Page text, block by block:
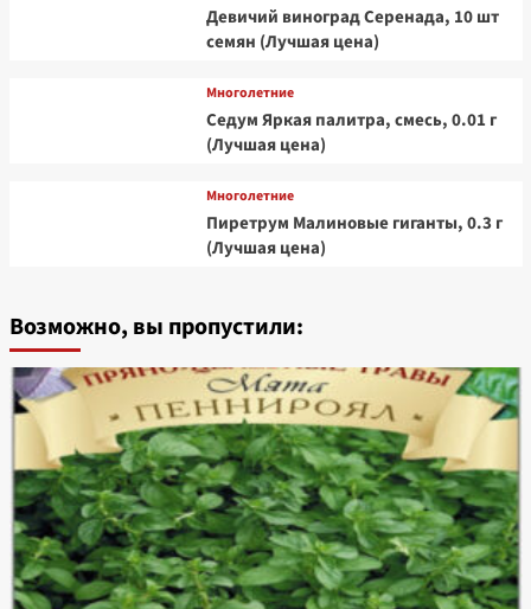
Девичий виноград Серенада, 10 шт
семян (Лучшая цена)
Многолетние
Седум Яркая палитра, смесь, 0.01 г
(Лучшая цена)
Многолетние
Пиретрум Малиновые гиганты, 0.3 г
(Лучшая цена)
Возможно, вы пропустили: